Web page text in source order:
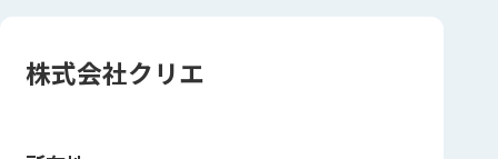
株式会社クリエ